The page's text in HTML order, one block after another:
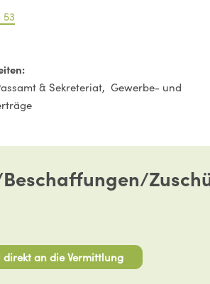
53
& Sekreteriat, Gewerbe- und
direkt an die Vermittlung